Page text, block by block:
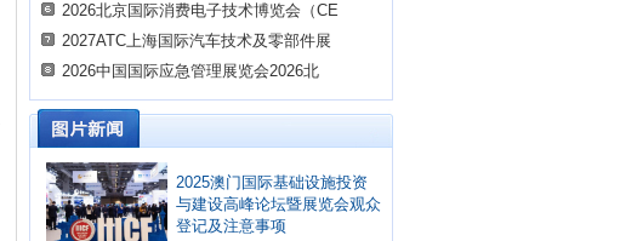
2026北京国际消费电子技术博览会（CE
2027ATC上海国际汽车技术及零部件展
2026中国国际应急管理展览会2026北
2025澳门国际基础设施投资
与建设高峰论坛暨展览会观众
登记及注意事项